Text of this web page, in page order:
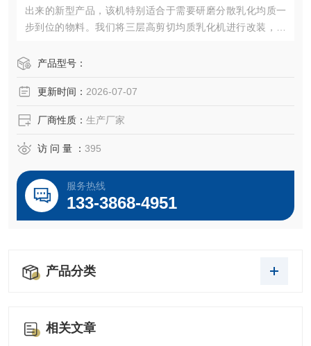
出来的新型产品，该机特别适合于需要研磨分散乳化均质一
步到位的物料。我们将三层高剪切均质乳化机进行改装，我
头，使物料可以先经过胶体磨细化物料，然后再经过乳化机
产品型号：
更新时间： 2026-07-07
厂商性质： 生产厂家
访 问 量 ： 395
服务热线
133-3868-4951
产品分类
相关文章